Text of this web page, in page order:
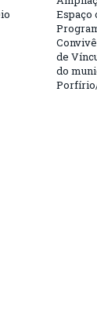
Espaço
de
do